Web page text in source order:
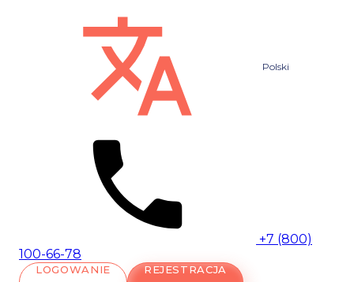
Polski
+7 (800)
100-66-78
LOGOWANIE REJESTRACJA